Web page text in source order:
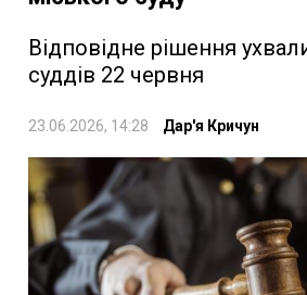
Відповідне рішення
суддів 22 червня
23.06.2026, 14:28 Дар'я Кричун